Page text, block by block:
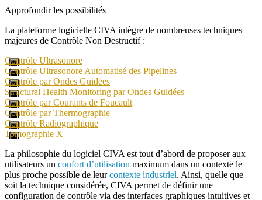
Approfondir les possibilités
La plateforme logicielle CIVA intègre de nombreuses techniques
majeures de Contrôle Non Destructif :
Contrôle Ultrasonore
Contrôle Ultrasonore Automatisé des Pipelines
Contrôle par Ondes Guidées
Structural Health Monitoring par Ondes Guidées
Contrôle par Courants de Foucault
Contrôle par Thermographie
Contrôle Radiographique
Tomographie X
La philosophie du logiciel CIVA est tout d’abord de proposer aux
utilisateurs un confort d’utilisation maximum dans un contexte le
plus proche possible de leurcontexte industriel. Ainsi, quelle que
soit la technique considérée, CIVA permet de définir une
configuration de contrôle via des interfaces graphiques intuitives et